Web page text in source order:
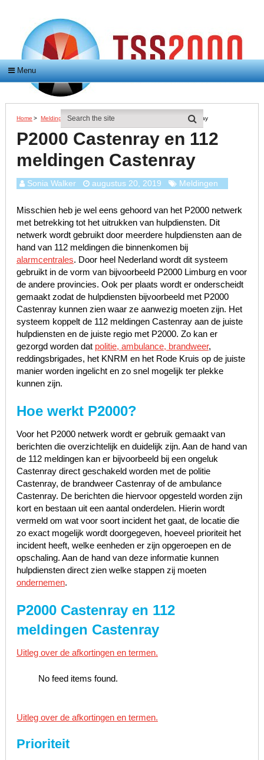
Menu
Home > Meldingen > P2000 Castenray En 112 Meldingen Castenray
P2000 Castenray en 112
meldingen Castenray
Sonia Walker augustus 20, 2019 Meldingen
Misschien heb je wel eens gehoord van het P2000 netwerk
met betrekking tot het uitrukken van hulpdiensten. Dit
netwerk wordt gebruikt door meerdere hulpdiensten aan de
hand van 112 meldingen die binnenkomen bij
alarmcentrales. Door heel Nederland wordt dit systeem
gebruikt in de vorm van bijvoorbeeld P2000 Limburg en voor
de andere provincies. Ook per plaats wordt er onderscheidt
gemaakt zodat de hulpdiensten bijvoorbeeld met P2000
Castenray kunnen zien waar ze aanwezig moeten zijn. Het
systeem koppelt de 112 meldingen Castenray aan de juiste
hulpdiensten en de juiste regio met P2000. Zo kan er
gezorgd worden dat politie, ambulance, brandweer,
reddingsbrigades, het KNRM en het Rode Kruis op de juiste
manier worden ingelicht en zo snel mogelijk ter plekke
kunnen zijn.
Hoe werkt P2000?
Voor het P2000 netwerk wordt er gebruik gemaakt van
berichten die overzichtelijk en duidelijk zijn. Aan de hand van
de 112 meldingen kan er bijvoorbeeld bij een ongeluk
Castenray direct geschakeld worden met de politie
Castenray, de brandweer Castenray of de ambulance
Castenray. De berichten die hiervoor opgesteld worden zijn
kort en bestaan uit een aantal onderdelen. Hierin wordt
vermeld om wat voor soort incident het gaat, de locatie die
zo exact mogelijk wordt doorgegeven, hoeveel prioriteit het
incident heeft, welke eenheden er zijn opgeroepen en de
opschaling. Aan de hand van deze informatie kunnen
hulpdiensten direct zien welke stappen zij moeten
ondernemen.
P2000 Castenray en 112
meldingen Castenray
Uitleg over de afkortingen en termen.
No feed items found.
Uitleg over de afkortingen en termen.
Prioriteit